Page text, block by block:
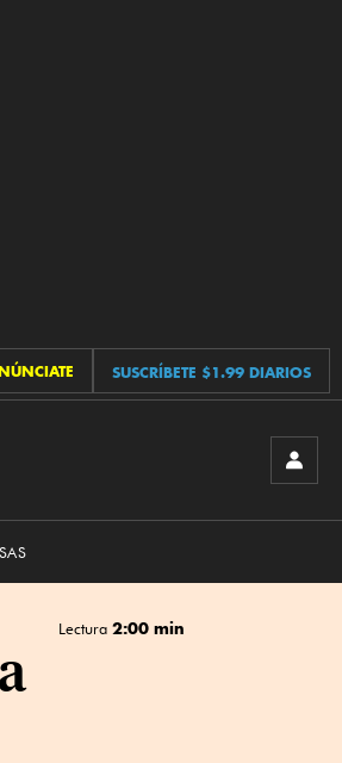
SUSCRÍBETE $1.99 DIARIOS
Lectura 2:00 min